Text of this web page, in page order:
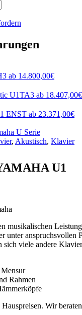
ab 14.800,00€
U1TA3 ab 18.407,00€
ENST ab 23.371,00€
U Serie
, Akustisch, Klavier
U1
musikalischen
unter anspruchsvollen
sich viele andere
Rahmen
Wir